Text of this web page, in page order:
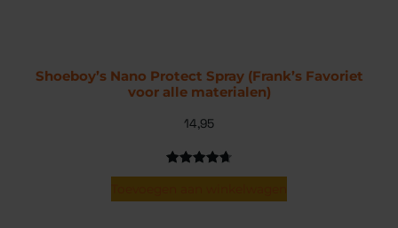
Shoeboy’s Nano Protect Spray (Frank’s Favoriet
voor alle materialen)
14,95
Gewaardeerd
9